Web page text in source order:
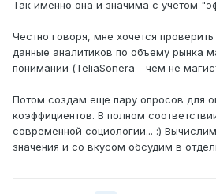
Так именно она и значима с учетом
Честно говоря, мне хочется
данные аналитиков по объему рынка
понимании (TeliaSonera - чем не
Потом создам еще пару опросов для
коэффициентов. В полном
современной социологии... :)
значения и со вкусом обсудим в